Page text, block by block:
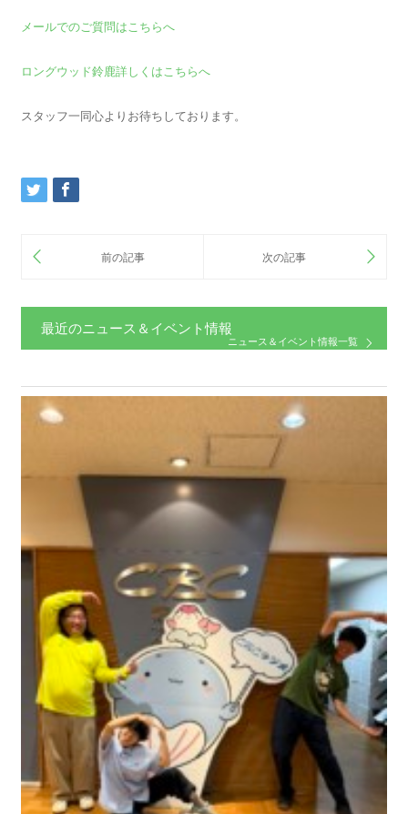
メールでのご質問はこちらへ
ロングウッド鈴鹿詳しくはこちらへ
スタッフ一同心よりお待ちしております。
最近のニュース＆イベント情報
ニュース＆イベント情報一覧